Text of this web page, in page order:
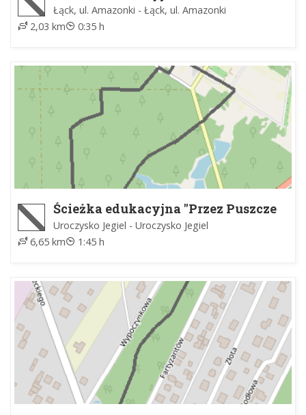
Łąck, ul. Amazonki - Łąck, ul. Amazonki
2,03 km
0:35 h
Ścieżka edukacyjna "Przez Puszcze
Białą"
Uroczysko Jegiel - Uroczysko Jegiel
6,65 km
1:45 h